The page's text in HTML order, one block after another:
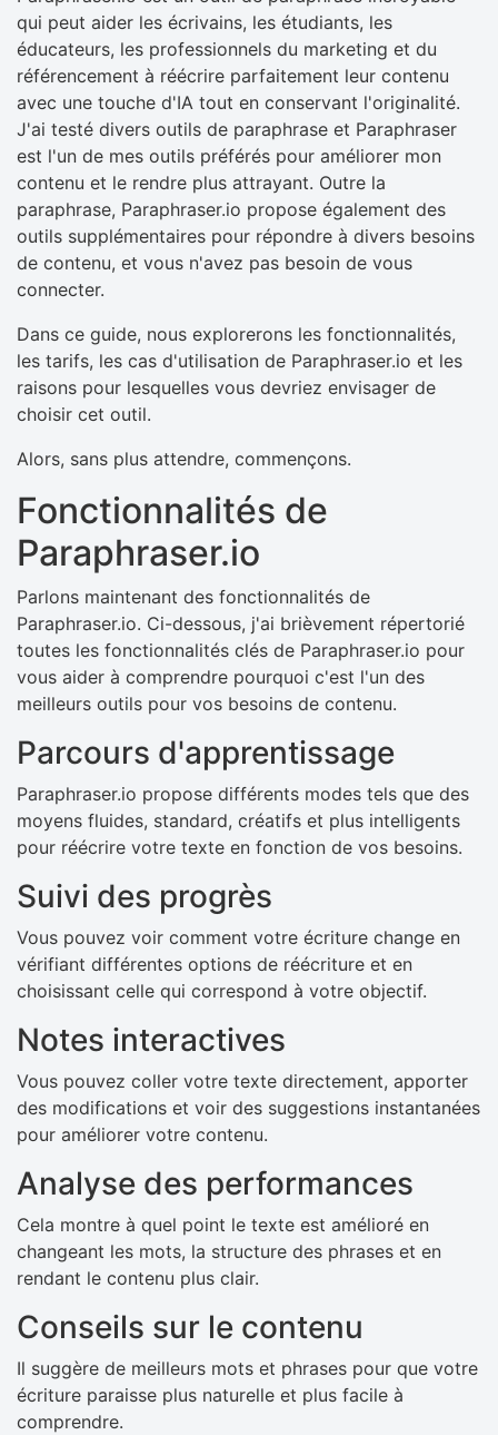
qui peut aider les écrivains, les étudiants, les
éducateurs, les professionnels du marketing et du
référencement à réécrire parfaitement leur contenu
avec une touche d'IA tout en conservant l'originalité.
J'ai testé divers outils de paraphrase et Paraphraser
est l'un de mes outils préférés pour améliorer mon
contenu et le rendre plus attrayant. Outre la
paraphrase, Paraphraser.io propose également des
outils supplémentaires pour répondre à divers besoins
de contenu, et vous n'avez pas besoin de vous
connecter.
Dans ce guide, nous explorerons les fonctionnalités,
les tarifs, les cas d'utilisation de Paraphraser.io et les
raisons pour lesquelles vous devriez envisager de
choisir cet outil.
Alors, sans plus attendre, commençons.
Fonctionnalités de
Paraphraser.io
Parlons maintenant des fonctionnalités de
Paraphraser.io. Ci-dessous, j'ai brièvement répertorié
toutes les fonctionnalités clés de Paraphraser.io pour
vous aider à comprendre pourquoi c'est l'un des
meilleurs outils pour vos besoins de contenu.
Parcours d'apprentissage
Paraphraser.io propose différents modes tels que des
moyens fluides, standard, créatifs et plus intelligents
pour réécrire votre texte en fonction de vos besoins.
Suivi des progrès
Vous pouvez voir comment votre écriture change en
vérifiant différentes options de réécriture et en
choisissant celle qui correspond à votre objectif.
Notes interactives
Vous pouvez coller votre texte directement, apporter
des modifications et voir des suggestions instantanées
pour améliorer votre contenu.
Analyse des performances
Cela montre à quel point le texte est amélioré en
changeant les mots, la structure des phrases et en
rendant le contenu plus clair.
Conseils sur le contenu
Il suggère de meilleurs mots et phrases pour que votre
écriture paraisse plus naturelle et plus facile à
comprendre.